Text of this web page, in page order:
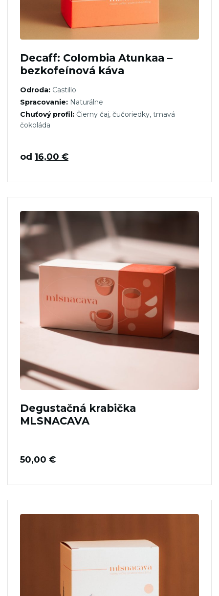
Decaff: Colombia Atunkaa –
bezkofeínová káva
Odroda: Castillo
Spracovanie: Naturálne
Chuťový profil: Čierny čaj, čučoriedky, tmavá
čokoláda
od 16,00 €
Degustačná krabička
MLSNACAVA
50,00 €